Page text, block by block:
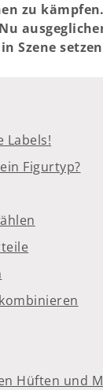
zu
Szene
Labels!
Figurtyp?
Hüften und